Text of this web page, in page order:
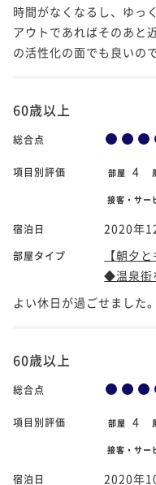
時間がなくなるし、ゆっ
アウトであればそのあと
の活性化の面でも良いの
60歳以上
総合点
項目別評価 部屋 4
接客・サー
宿泊日 2020年
部屋タイプ
【朝夕
◆温泉街
よい休日が過ごせました
60歳以上
総合点
項目別評価 部屋 4
接客・サー
宿泊日 2020年